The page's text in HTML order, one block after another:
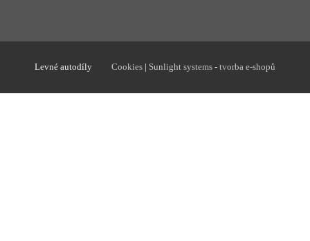
Levné autodíly Cookies | Sunlight systems - tvorba e-shopů